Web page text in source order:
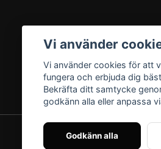
Vi använder
Vi använder cookies för att
fungera och erbjuda dig
Bekräfta ditt samtycke
godkänn alla eller anpassa
Godkänn alla